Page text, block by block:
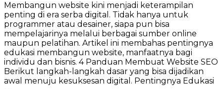
Membangun
Website
|
Langkah
Awal
Menuju
Dunia
Digital
Membangun website kini menjadi keterampilan
penting di era serba digital. Tidak hanya untuk
programmer atau desainer, siapa pun bisa
mempelajarinya melalui berbagai sumber online
maupun pelatihan. Artikel ini membahas pentingnya
edukasi membangun website, manfaatnya bagi
individu dan bisnis. 4 Panduan Membuat Website SEO
Berikut langkah-langkah dasar yang bisa dijadikan
awal menuju kesuksesan digital. Pentingnya Edukasi